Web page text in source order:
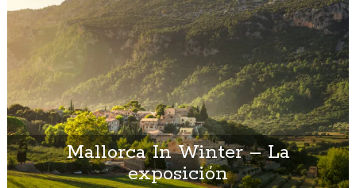
Mallorca In Winter – La
exposición